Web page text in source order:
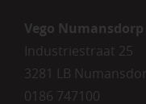
Vego Numansdorp
Industriestraat 25
3281 LB
0186 747100